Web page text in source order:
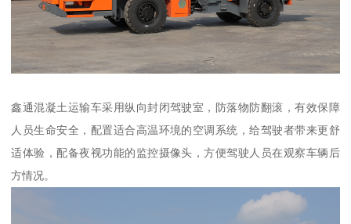
鑫通混凝土运输车采用纵向封闭驾驶室，防落物防翻滚，有效保障
人员生命安全，配置适合高温环境的空调系统，给驾驶者带来更舒
适体验，配备夜视功能的监控摄像头，方便驾驶人员在观察车辆后
方情况。